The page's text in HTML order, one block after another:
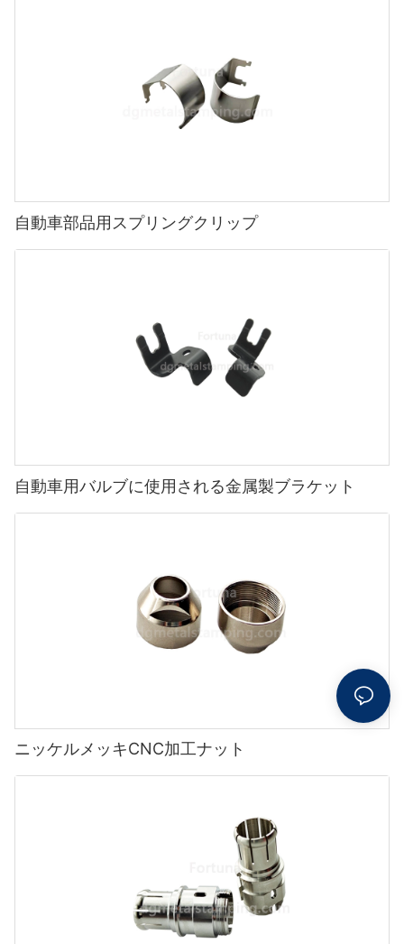
自動車部品用スプリングクリップ
自動車用バルブに使用される金属製ブラケット
ニッケルメッキCNC加工ナット